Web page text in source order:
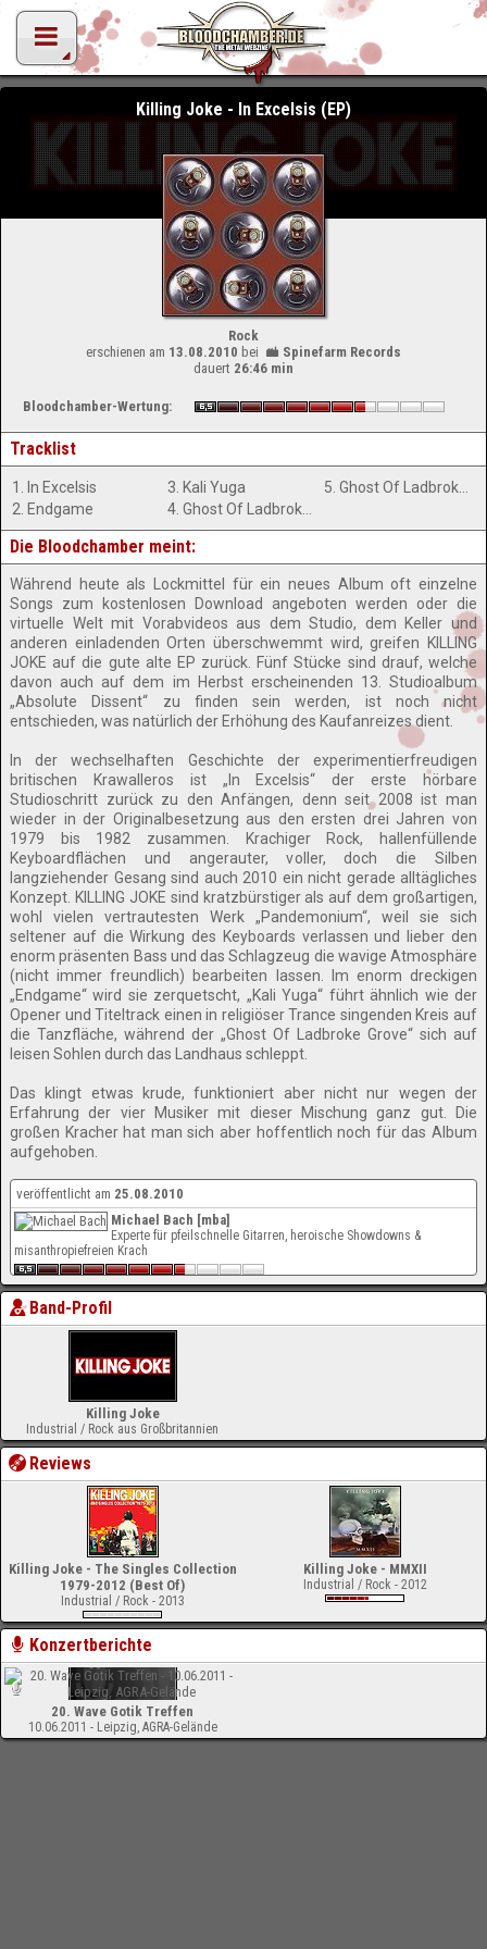
Killing Joke - In Excelsis (EP)
Rock
erschienen am 13.08.2010 bei
Spinefarm Records
dauert 26:46 min
Bloodchamber-Wertung:
Tracklist
1. In Excelsis
2. Endgame
3. Kali Yuga
5. Ghost Of Ladbroke Grove (Dub Version)
Die Bloodchamber meint:
Während heute als Lockmittel für ein neues Album oft einzelne
Songs zum kostenlosen Download angeboten werden oder die
virtuelle Welt mit Vorabvideos aus dem Studio, dem Keller und
anderen einladenden Orten überschwemmt wird, greifen KILLING
JOKE auf die gute alte EP zurück. Fünf Stücke sind drauf, welche
davon auch auf dem im Herbst erscheinenden 13. Studioalbum
„Absolute Dissent“ zu finden sein werden, ist noch nicht
entschieden, was natürlich der Erhöhung des Kaufanreizes dient.
In der wechselhaften Geschichte der experimentierfreudigen
britischen Krawalleros ist „In Excelsis“ der erste hörbare
Studioschritt zurück zu den Anfängen, denn seit 2008 ist man
wieder in der Originalbesetzung aus den ersten drei Jahren von
1979 bis 1982 zusammen. Krachiger Rock, hallenfüllende
Keyboardflächen und angerauter, voller, doch die Silben
langziehender Gesang sind auch 2010 ein nicht gerade alltägliches
Konzept. KILLING JOKE sind kratzbürstiger als auf dem großartigen,
wohl vielen vertrautesten Werk „Pandemonium“, weil sie sich
seltener auf die Wirkung des Keyboards verlassen und lieber den
enorm präsenten Bass und das Schlagzeug die wavige Atmosphäre
(nicht immer freundlich) bearbeiten lassen. Im enorm dreckigen
„Endgame“ wird sie zerquetscht, „Kali Yuga“ führt ähnlich wie der
Opener und Titeltrack einen in religiöser Trance singenden Kreis auf
die Tanzfläche, während der „Ghost Of Ladbroke Grove“ sich auf
leisen Sohlen durch das Landhaus schleppt.
Das klingt etwas krude, funktioniert aber nicht nur wegen der
Erfahrung der vier Musiker mit dieser Mischung ganz gut. Die
großen Kracher hat man sich aber hoffentlich noch für das Album
aufgehoben.
veröffentlicht am 25.08.2010
Michael Bach [mba]
Experte für pfeilschnelle Gitarren, heroische Showdowns &
misanthropiefreien Krach
Band-Profil
Killing Joke
Industrial / Rock aus Großbritannien
Reviews
Killing Joke - The Singles Collection
1979-2012 (Best Of)
Industrial / Rock - 2013
Killing Joke - MMXII
Industrial / Rock - 2012
Konzertberichte
20. Wave Gotik Treffen
10.06.2011 - Leipzig, AGRA-Gelände